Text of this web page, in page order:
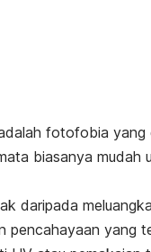
fotofobia yang
biasanya mudah
daripada
pencahayaan yang